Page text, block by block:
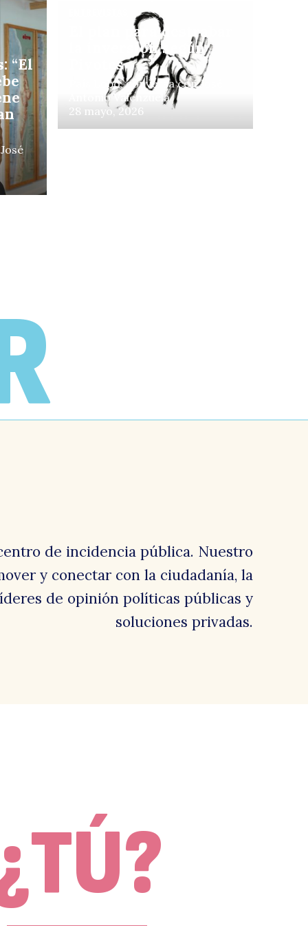
“El
El plan para destrabar
la inversión según
Pivotes
País Lobo, conversa con José
Antonio Valenzuela
28 mayo, 2026
de incidencia pública. Nuestro
y conectar con la ciudadanía, la
de opinión políticas públicas y
soluciones privadas.